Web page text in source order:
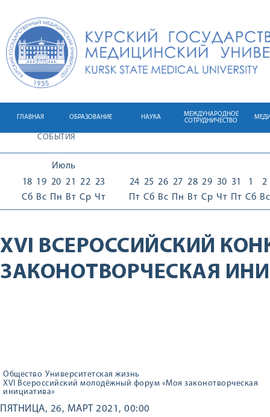
ГЛАВНАЯ ОБРАЗОВАНИЕ НАУКА
МЕЖДУНАРОДНОЕ
СОТРУДНИЧЕСТВО
СОБЫТИЯ
Июль
18
Сб
19
Вс
20
Пн
21
Вт
22
Ср
23
Чт
24
Пт
25
Сб
26
Вс
27
Пн
28
Вт
29
Ср
30
Чт
31
Пт
1
Сб
2
Вс
XVI ВСЕРОССИЙСКИЙ
ЗАКОНОТВОРЧЕСКАЯ
Общество Университетская жизнь
XVI Всероссийский молодёжный форум «Моя законотворческая
инициатива»
ПЯТНИЦА, 26, МАРТ 2021, 00:00